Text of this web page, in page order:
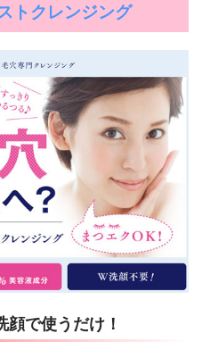
トクレンジング
で使うだけ！